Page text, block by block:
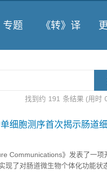
专题 《转》译
找到约 191 条结果 (用时
细胞测序首次揭示肠道
Communications》发表了一项
现了对肠道微生物个体化功能状